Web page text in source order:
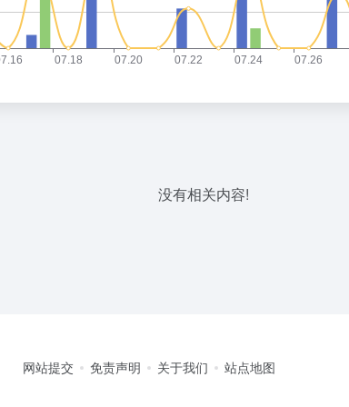
没有相关内容!
网站提交 免责声明 关于我们 站点地图